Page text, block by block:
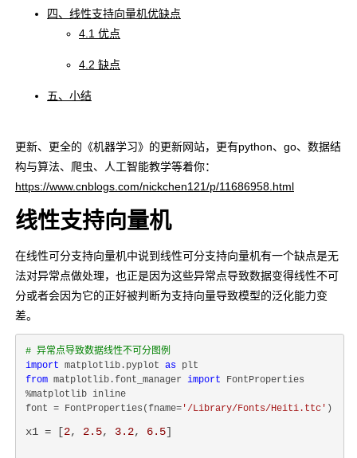
四、线性支持向量机优缺点
4.1 优点
4.2 缺点
五、小结
更新、更全的《机器学习》的更新网站，更有python、go、数据结
构与算法、爬虫、人工智能教学等着你：
https://www.cnblogs.com/nickchen121/p/11686958.html
线性支持向量机
在线性可分支持向量机中说到线性可分支持向量机有一个缺点是无
法对异常点做处理，也正是因为这些异常点导致数据变得线性不可
分或者会因为它的正好被判断为支持向量导致模型的泛化能力变
差。
# 异常点导致数据线性不可分图例
import matplotlib.pyplot as
from matplotlib.font_manager import FontProperties
%matplotlib inline
font = FontProperties(fname= '/Library/Fonts/Heiti.ttc'
x1 = [2, 2.5, 3.2, 6.5]